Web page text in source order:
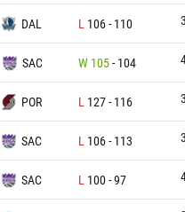
DAL L 106- 110
SAC W 105- 104
POR L 127- 116
SAC L 106- 113
SAC L 100-97